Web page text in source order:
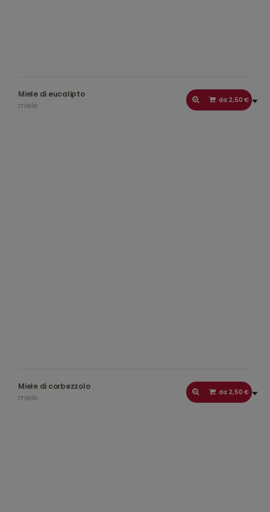
Miele di eucalipto
miele
da 2,50 €
Miele di corbezzolo
miele
da 2,50 €